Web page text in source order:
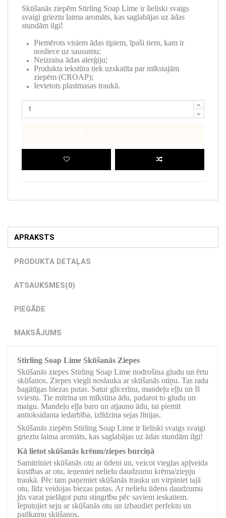
Skūšanās ziepēm Stirling Soap Lime ir lieliski svaigs
svaigi grieztu laima aromāts, kas saglabājas uz ādas
stundām ilgi!
Piemērots visiem ādas tipiem, īpaši tiem, kam ir
nosliece uz sausumu;
Neizraisa ādas alerģiju;
Produkta tekstūra tiek uzskatīta par mīkstajām
ziepēm (CROAP);
Ievietots plastmasas traukā.
APRAKSTS
PRODUKTA DETAĻAS
ATSAUKSMES(0)
PIEGĀDE
MAKSĀJUMS
Stirling Soap Lime Skūšanās Ziepes
Skūšanās ziepes Stirling Soap Lime nodrošina gludu un ērtu
skūšanos. Ziepes viegli noslauka ar skūšanās otiņu. Tas rada
bagātīgas biezas putas. Satur glicerīnu, mandeļu eļļu un šī
sviestu. Tie mitrina un mīkstina ādu, padarot to gludu un
maigu. Mandeļu eļļa baro un atjauno ādu, tai piemīt
antioksidanta iedarbība, izlīdzina sejas līnijas.
Skūšanās ziepēm Stirling Soap Lime ir lieliski svaigs svaigi
grieztu laima aromāts, kas saglabājas uz ādas stundām ilgi!
Kā lietot skūšanās krēmu/ziepes burciņā
Samitriniet skūšanās otu ar ūdeni un, veicot vieglas apļveida
kustības ar otu, ieņemiet nelielu daudzumu krēma/ziepju
traukā. Pēc tam paņemiet skūšanās trauku un virpiniet tajā
otu, līdz veidojas biezas putas. Ar nelielu ūdens daudzumu
jūs varat pielāgot putu stingrību pēc saviem ieskatiem.
Ieputojiet seju ar skūšanās otu un izbaudiet perfektu un
patīkamu skūšanos.